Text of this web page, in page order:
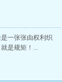
一张张由权利织
是规矩！...